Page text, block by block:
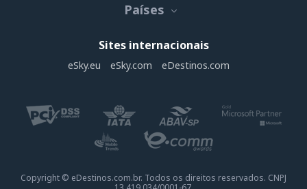
Contém informação incorreta
Países
Sites internacionais
eSky.eu eSky.com eDestinos.com
Copyright © eDestinos.com.br. Todos os direitos reservados. CNPJ